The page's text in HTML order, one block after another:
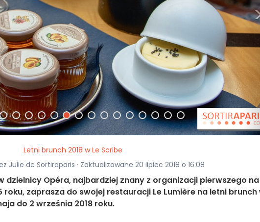
Letni brunch 2018 w Le Scribe
Julie de Sortiraparis · Zaktualizowane 20 lipiec 2018 o 16:08
dzielnicy Opéra, najbardziej znany z organizacji pierwszego na
roku, zaprasza do swojej restauracji Le Lumière na letni brunch
do 2 września 2018 roku.